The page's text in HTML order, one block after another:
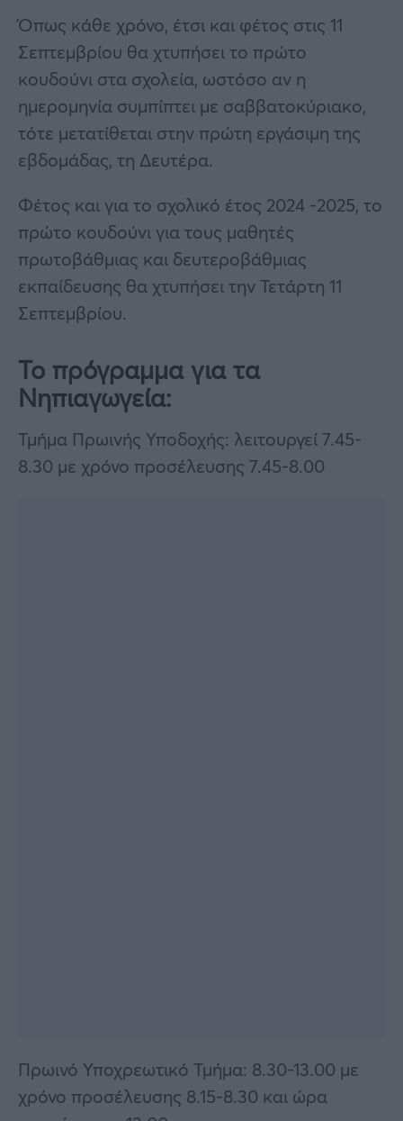
Όπως κάθε χρόνο, έτσι και φέτος στις 11
Σεπτεμβρίου θα χτυπήσει το πρώτο
κουδούνι στα σχολεία, ωστόσο αν η
ημερομηνία συμπίπτει με σαββατοκύριακο,
τότε μετατίθεται στην πρώτη εργάσιμη της
εβδομάδας, τη Δευτέρα.
Φέτος και για το σχολικό έτος 2024 -2025, το
πρώτο κουδούνι για τους μαθητές
πρωτοβάθμιας και δευτεροβάθμιας
εκπαίδευσης θα χτυπήσει την Τετάρτη 11
Σεπτεμβρίου.
Το πρόγραμμα για τα
Νηπιαγωγεία:
Τμήμα Πρωινής Υποδοχής: λειτουργεί 7.45-
8.30 με χρόνο προσέλευσης 7.45-8.00
Πρωινό Υποχρεωτικό Τμήμα: 8.30-13.00 με
χρόνο προσέλευσης 8.15-8.30 και ώρα